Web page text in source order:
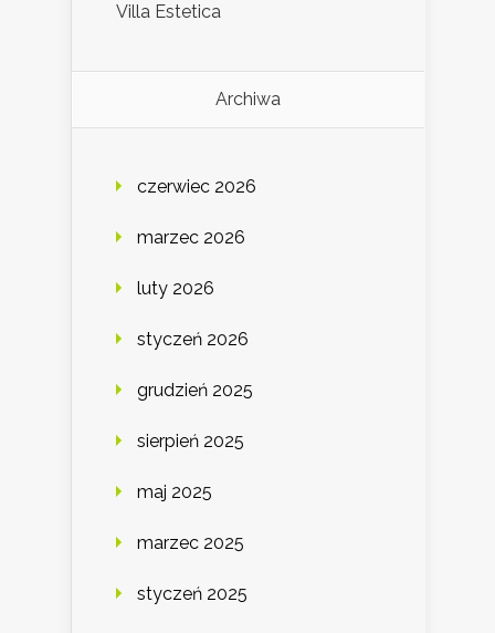
Villa Estetica
Archiwa
czerwiec 2026
marzec 2026
luty 2026
styczeń 2026
grudzień 2025
sierpień 2025
maj 2025
marzec 2025
styczeń 2025